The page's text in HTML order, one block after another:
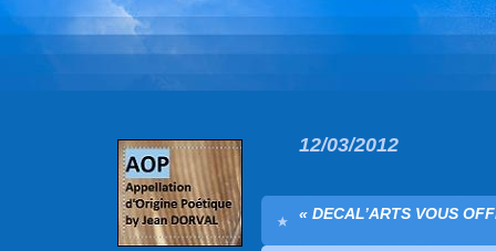
12/03/2012
« DECAL’ARTS VOUS